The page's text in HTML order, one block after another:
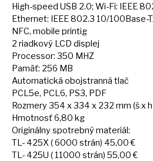
High-speed USB 2.0; Wi-Fi: IEEE
Ethernet: IEEE 802.3 10/100Base-
NFC, mobile printig
2 riadkový LCD displej
Processor: 350 MHZ
Pamäť: 256 MB
Automatická obojstranná tlač
PCL5e, PCL6, PS3, PDF
Rozmery 354 x334 x 232 mm (šxh
Hmotnosť 6,80 kg
Originálny spotrebný materiál:
TL- 425X ( 6000 strán) 45,00 €
TL- 425U ( 11000 strán) 55,00 €